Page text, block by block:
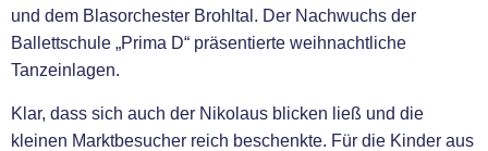
und dem Blasorchester Brohltal. Der Nachwuchs der
Ballettschule „Prima D“ präsentierte weihnachtliche
Tanzeinlagen.
Klar, dass sich auch der Nikolaus blicken ließ und die
kleinen Marktbesucher reich beschenkte. Für die Kinder aus